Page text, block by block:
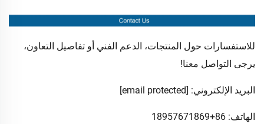
للاستفسارات حول المنتجات، الدعم الفني أو تفاصيل التعاون،
يرجى التواصل معنا!
البريد الإلكتروني: [email protected]
الهاتف: 86+18957671869